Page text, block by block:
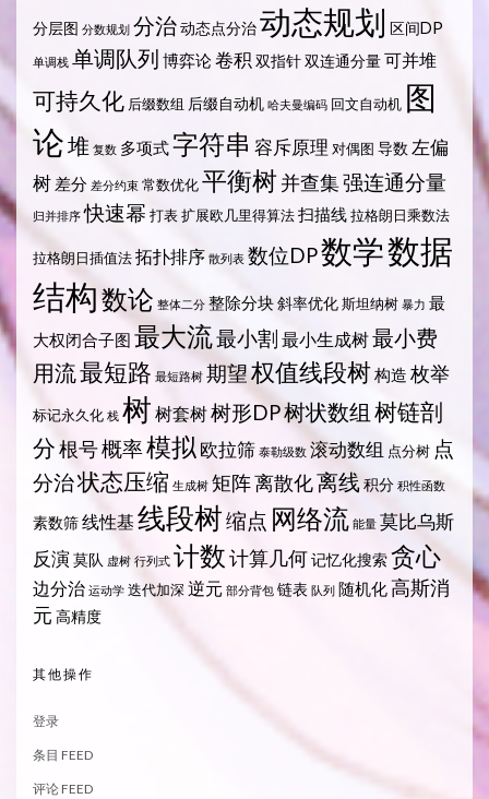
分层图 分数规划 分治动态点分治动态规划 区间DP
单调栈 单调队列 博弈论卷积 双指针双连通分量可并堆
可持久化 后缀数组 后缀自动机 哈夫曼编码 回文自动机 图
论堆 复数 多项式字符串 容斥原理 对偶图 导数 左偏
树 差分 差分约束 常数优化平衡树并查集强连通分量
归并排序 快速幂 打表扩展欧几里得算法扫描线拉格朗日乘数法
拉格朗日插值法拓扑排序 散列表 数位DP数学数据
结构数论 整体二分 整除分块斜率优化斯坦纳树 暴力 最
大权闭合子图 最大流最小割 最小生成树最小费
用流最短路 最短路树 期望权值线段树构造 枚举
标记永久化 栈 树 树套树树形DP树状数组 树链剖
分根号概率模拟 欧拉筛 泰勒级数 滚动数组 点分树 点
分治状态压缩 生成树 矩阵离散化离线积分 积性函数
素数筛线性基 线段树缩点 网络流 能量 莫比乌斯
反演莫队 虚树 行列式 计数计算几何记忆化搜索贪心
边分治 运动学 迭代加深 逆元 部分背包 链表 队列 随机化高斯消
元 高精度
其他操作
登录
条目 FEED
评论 FEED